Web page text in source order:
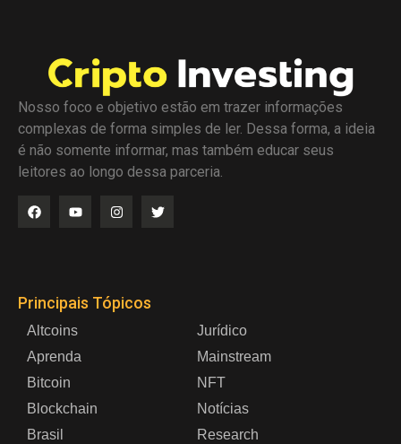
Nosso foco e objetivo estão em trazer informações
complexas de forma simples de ler. Dessa forma, a ideia
é não somente informar, mas também educar seus
leitores ao longo dessa parceria.
Principais Tópicos
Altcoins
Aprenda
Bitcoin
Blockchain
Brasil
Jurídico
Mainstream
NFT
Notícias
Research